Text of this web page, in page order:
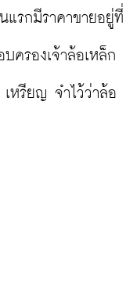
รกมีราคาขายอยู่ที่
ครองเจ้าล้อเหล็ก
เหรียญ จำไว้ว่าล้อ